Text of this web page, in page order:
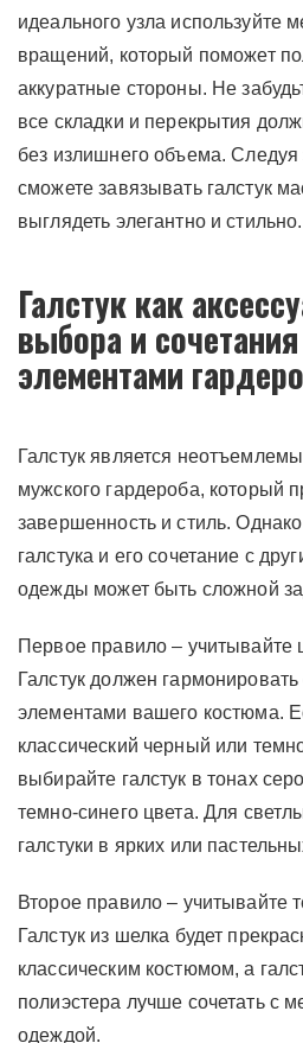
идеального узла используйте
вращений, который поможет
аккуратные стороны. Не
все складки и перекрытия
без излишнего объема.
сможете завязывать галстук
выглядеть элегантно и стильно.
Галстук как
выбора и
элементами
Галстук является
мужского гардероба, который
завершенность и стиль.
галстука и его сочетание с
одежды может быть сложной
Первое правило – учитывайте
Галстук должен
элементами вашего костюма.
классический черный или
выбирайте галстук в тонах
темно-синего цвета. Для
галстуки в ярких или
Второе правило – учитывайте
Галстук из шелка будет
классическим костюмом, а
полиэстера лучше сочетать с
одеждой.